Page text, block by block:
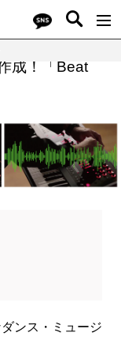
成！「Beat
ンス・ミュージ